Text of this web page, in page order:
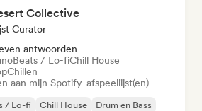
Collective
Curator
antwoorden
Beats / Lo-fiChill House
Chillen
aan mijn Spotify-afspeellijst(en)
/ Lo-fi Chill House
Drum en Bass